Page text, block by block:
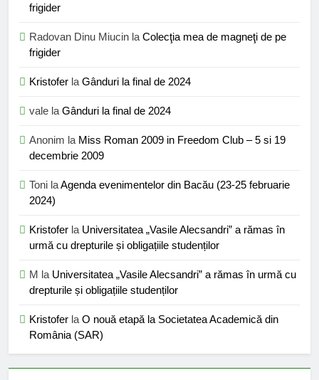
frigider
Radovan Dinu Miucin la Colecţia mea de magneţi de pe
frigider
Kristofer la Gânduri la final de 2024
vale la Gânduri la final de 2024
Anonim la Miss Roman 2009 in Freedom Club – 5 si 19
decembrie 2009
Toni laAgenda evenimentelor din Bacău (23-25 februarie
2024)
Kristofer la Universitatea „Vasile Alecsandri” a rămas în
urmă cu drepturile și obligațiile studenților
M la Universitatea „Vasile Alecsandri” a rămas în urmă cu
drepturile și obligațiile studenților
Kristofer la O nouă etapă la Societatea Academică din
România (SAR)